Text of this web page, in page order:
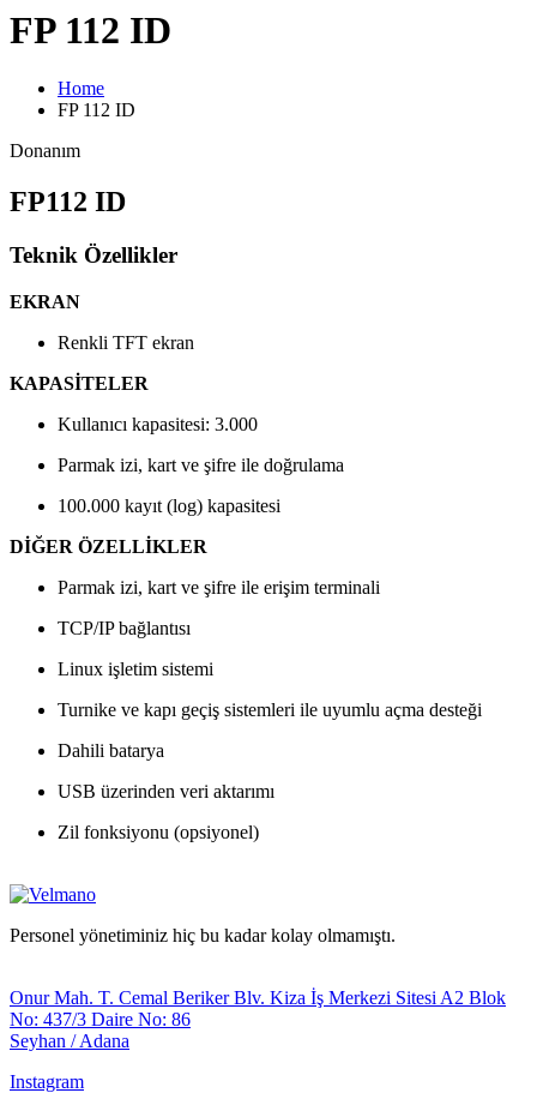
FP 112 ID
Home
FP 112 ID
Donanım
FP112 ID
Teknik Özellikler
EKRAN
Renkli TFT ekran
KAPASİTELER
Kullanıcı kapasitesi: 3.000
Parmak izi, kart ve şifre ile doğrulama
100.000 kayıt (log) kapasitesi
DİĞER ÖZELLİKLER
Parmak izi, kart ve şifre ile erişim terminali
TCP/IP bağlantısı
Linux işletim sistemi
Turnike ve kapı geçiş sistemleri ile uyumlu açma desteği
Dahili batarya
USB üzerinden veri aktarımı
Zil fonksiyonu (opsiyonel)
Personel yönetiminiz hiç bu kadar kolay olmamıştı.
Onur Mah. T. Cemal Beriker Blv. Kiza İş Merkezi Sitesi A2 Blok
No: 437/3 Daire No: 86
Seyhan / Adana
Instagram